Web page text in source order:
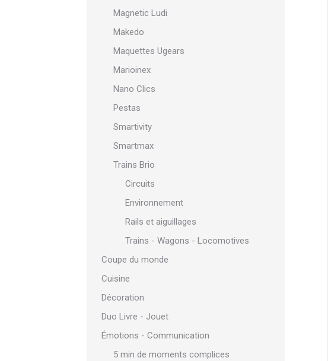
Magnetic Ludi
Makedo
Maquettes Ugears
Marioinex
Nano Clics
Pestas
Smartivity
Smartmax
Trains Brio
Circuits
Environnement
Rails et aiguillages
Trains - Wagons - Locomotives
Coupe du monde
Cuisine
Décoration
Duo Livre - Jouet
Émotions - Communication
5 min de moments complices